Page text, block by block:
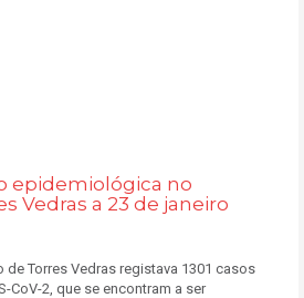
epidemiológica no
Vedras a 23 de janeiro
de Torres Vedras registava 1301 casos
CoV-2, que se encontram a ser